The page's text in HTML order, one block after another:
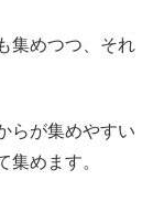
集めつつ、それ
らが集めやすい
めます。